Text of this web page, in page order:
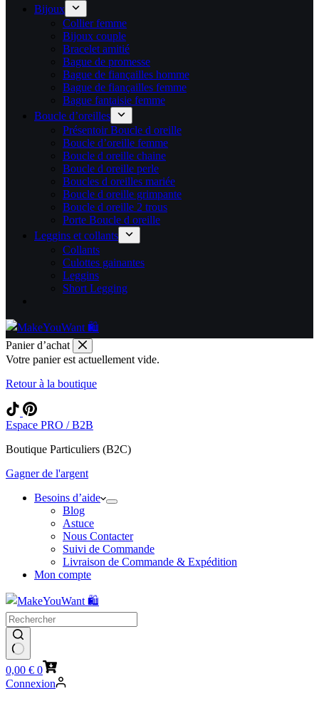
Bijoux
Collier femme
Bijoux couple
Bracelet amitié
Bague de promesse
Bague de fiançailles homme
Bague de fiançailles femme
Bague fantaisie femme
Boucle d’oreilles
Présentoir Boucle d oreille
Boucle d’oreille femme
Boucle d oreille chaine
Boucle d oreille perle
Boucles d oreilles mariée
Boucle d oreille grimpante
Boucle d oreille 2 trous
Porte Boucle d oreille
Leggins et collants
Collants
Culottes gainantes
Leggins
Short Legging
Panier d’achat
Votre panier est actuellement vide.
Retour à la boutique
Espace PRO / B2B
Boutique Particuliers (B2C)
Gagner de l'argent
Besoins d’aide
Blog
Astuce
Nous Contacter
Suivi de Commande
Livraison de Commande & Expédition
Mon compte
Panier
d’achat
0,00 € 0
Connexion